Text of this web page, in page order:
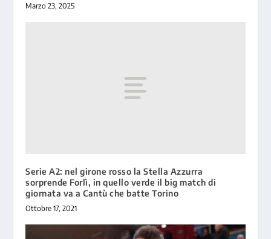
Marzo 23, 2025
Serie A2: nel girone rosso la Stella Azzurra
sorprende Forlì, in quello verde il big match di
giornata va a Cantù che batte Torino
Ottobre 17, 2021